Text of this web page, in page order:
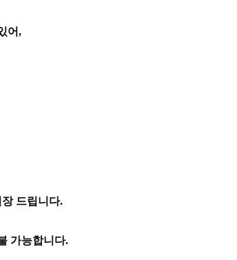
어,
드립니다.
가능합니다.